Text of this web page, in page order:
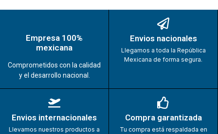
Empresa 100%
mexicana
Comprometidos con la calidad
y el desarrollo nacional.
Envios nacionales
Llegamos a toda la República
Mexicana de forma segura.
Envios internacionales
Llevamos nuestros productos a
Compra garantizada
Tu compra está respaldada en